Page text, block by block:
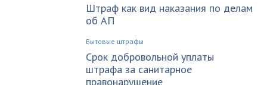
Штраф как вид наказания по делам
об АП
Бытовые штрафы
Срок добровольной уплаты
штрафа за санитарное
правонарушение